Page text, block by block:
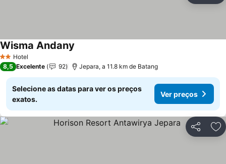
2 Estrelas
Hotel
Wisma Andany
8,5 Excelente 92 Jepara, a 11.8 km de Batang
Selecione as datas para ver os preços
exatos.
Ver preços
Partilhar